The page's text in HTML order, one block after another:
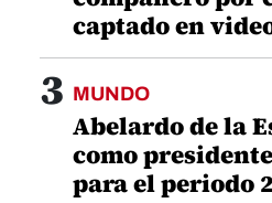
captado en
3 MUNDO
Abelardo de la
como
para el periodo